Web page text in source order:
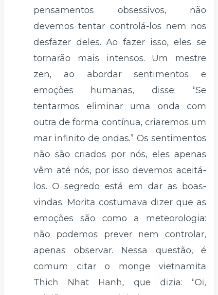
pensamentos obsessivos, não
devemos tentar controlá-los nem nos
desfazer deles. Ao fazer isso, eles se
tornarão mais intensos. Um mestre
zen, ao abordar sentimentos e
emoções humanas, disse: “Se
tentarmos eliminar uma onda com
outra de forma contínua, criaremos um
mar infinito de ondas.” Os sentimentos
não são criados por nós, eles apenas
vêm até nós, por isso devemos aceitá-
los. O segredo está em dar as boas-
vindas. Morita costumava dizer que as
emoções são como a meteorologia:
não podemos prever nem controlar,
apenas observar. Nessa questão, é
comum citar o monge vietnamita
Thich Nhat Hanh, que dizia: “Oi,